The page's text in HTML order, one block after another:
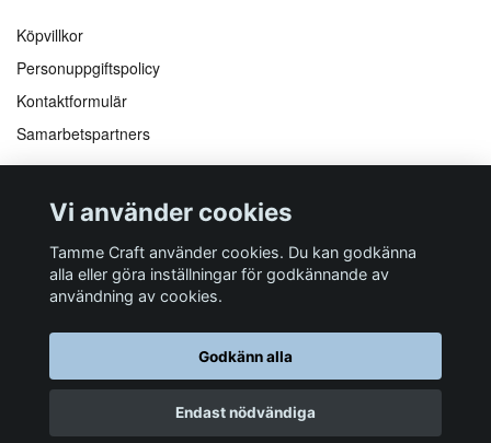
Köpvillkor
Personuppgiftspolicy
Kontaktformulär
Samarbetspartners
Följ oss på
Facebook
Instagram
YouTube
Pinterest
Vi accepterar
Åkersberga
E-post
info@tamme.com
© 2026 Tamme CraftPowered by Quickbutik
Vi använder cookies
Tamme Craft använder cookies. Du kan godkänna
alla eller göra inställningar för godkännande av
användning av cookies.
Godkänn alla
Endast nödvändiga